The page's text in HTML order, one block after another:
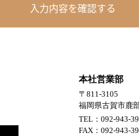
入力内容を確認する
本社営業部
〒811-3105
福岡県古賀市鹿
TEL：092-943-
FAX：092-943-